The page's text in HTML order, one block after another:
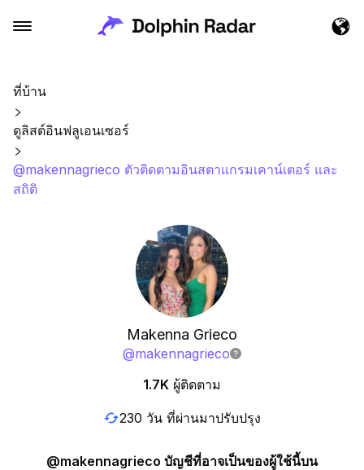
ที่บ้าน
ดูลิสต์อินฟลูเอนเซอร์
@makennagrieco ตัวติดตามอินสตาแกรมเคาน์เตอร์ และ
สถิติ
Makenna Grieco
@makennagrieco
1.7K ผู้ติดตาม
230 วัน ที่ผ่านมาปรับปรุง
@makennagrieco บัญชีที่อาจเป็นของผู้ใช้นี้บน